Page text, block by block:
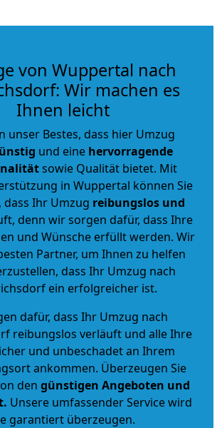
von Wuppertal nach
Wir machen es
Ihnen leicht
unser Bestes, dass hier Umzug
und eine hervorragende
sowie Qualität bietet. Mit
in Wuppertal können Sie
dass Ihr Umzug reibungslos und
denn wir sorgen dafür, dass Ihre
und Wünsche erfüllt werden. Wir
Partner, um Ihnen zu helfen
dass Ihr Umzug nach
ein erfolgreicher ist.
dafür, dass Ihr Umzug nach
reibungslos verläuft und alle Ihre
und unbeschadet an Ihrem
ankommen. Überzeugen Sie
den günstigen Angeboten und
. Unsere umfassender Service wird
garantiert überzeugen.